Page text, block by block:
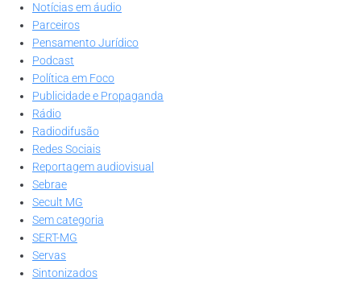
Notícias em áudio
Parceiros
Pensamento Jurídico
Podcast
Política em Foco
Publicidade e Propaganda
Rádio
Radiodifusão
Redes Sociais
Reportagem audiovisual
Sebrae
Secult MG
Sem categoria
SERT-MG
Servas
Sintonizados